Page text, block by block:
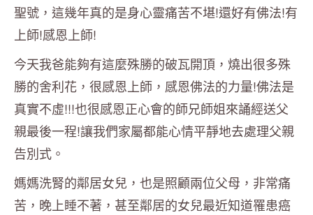
聖號，這幾年真的是身心靈痛苦不堪!還好有佛法!有
上師!感恩上師!
今天我爸能夠有這麼殊勝的破瓦開頂，燒出很多殊
勝的舍利花，很感恩上師，感恩佛法的力量!佛法是
真實不虛!!!也很感恩正心會的師兄師姐來誦經送父
親最後一程!讓我們家屬都能心情平靜地去處理父親
告別式。
媽媽洗腎的鄰居女兒，也是照顧兩位父母，非常痛
苦，晚上睡不著，甚至鄰居的女兒最近知道罹患癌